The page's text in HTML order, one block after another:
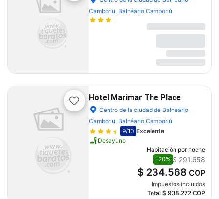
Camboriu, Balnéario Camboriú
Hotel Marimar The Place
Centro de la ciudad de Balneario
Camboriu, Balnéario Camboriú
9/10 Excelente
Desayuno
Habitación por noche
-20% $ 291.658
$ 234.568 COP
Impuestos incluidos
Total $ 938.272 COP